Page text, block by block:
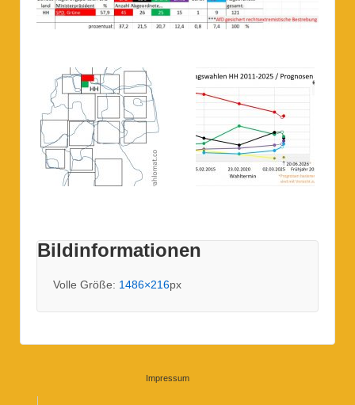
Bildinformationen
Volle Größe: 1486×216px
Impressum